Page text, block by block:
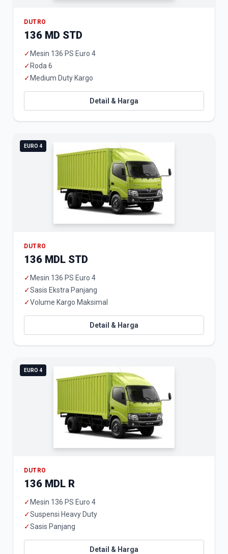
DUTRO
136 MD STD
✓ Mesin 136 PS Euro 4
✓ Roda 6
✓ Medium Duty Kargo
Detail & Harga
EURO 4
DUTRO
136 MDL STD
✓ Mesin 136 PS Euro 4
✓Sasis Ekstra Panjang
✓Volume Kargo Maksimal
Detail & Harga
EURO 4
DUTRO
136 MDL R
✓ Mesin 136 PS Euro 4
✓Suspensi Heavy Duty
✓Sasis Panjang
Detail & Harga